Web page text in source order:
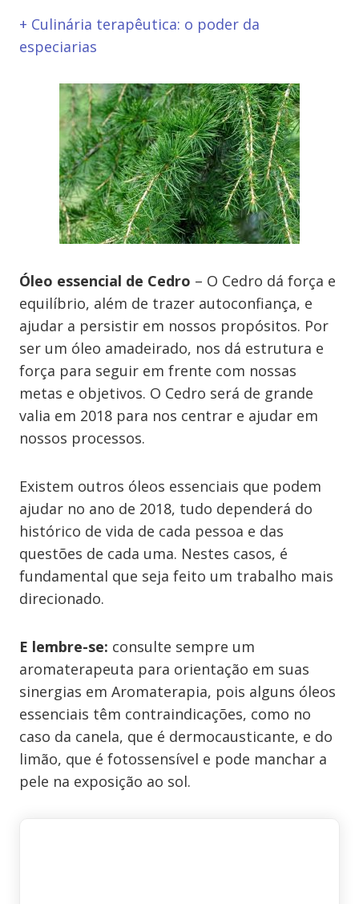
+ Culinária terapêutica: o poder da
especiarias
Óleo essencial de Cedro – O Cedro dá força e
equilíbrio, além de trazer autoconfiança, e
ajudar a persistir em nossos propósitos. Por
ser um óleo amadeirado, nos dá estrutura e
força para seguir em frente com nossas
metas e objetivos. O Cedro será de grande
valia em 2018 para nos centrar e ajudar em
nossos processos.
Existem outros óleos essenciais que podem
ajudar no ano de 2018, tudo dependerá do
histórico de vida de cada pessoa e das
questões de cada uma. Nestes casos, é
fundamental que seja feito um trabalho mais
direcionado.
E lembre-se: consulte sempre um
aromaterapeuta para orientação em suas
sinergias em Aromaterapia, pois alguns óleos
essenciais têm contraindicações, como no
caso da canela, que é dermocausticante, e do
limão, que é fotossensível e pode manchar a
pele na exposição ao sol.